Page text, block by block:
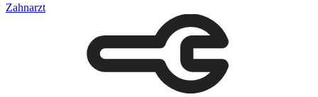
Zahnarzt